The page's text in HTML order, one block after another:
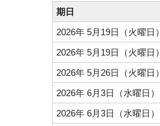
期日
2026年 5月19日（火曜日）
2026年 5月19日（火曜日）
2026年 5月26日（火曜日）
2026年 6月3日（水曜日）
2026年 6月3日（水曜日）